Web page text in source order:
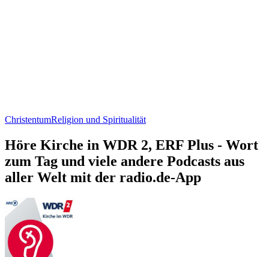
ChristentumReligion und Spiritualität
Höre Kirche in WDR 2, ERF Plus - Wort
zum Tag und viele andere Podcasts aus
aller Welt mit der radio.de-App